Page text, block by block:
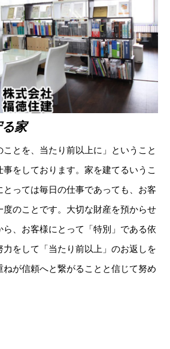
家
とを、当たり前以上に」ということ
をしております。家を建てるいうこ
とっては毎日の仕事であっても、お客
のことです。大切な財産を預からせ
、お客様にとって「特別」である依
をして「当たり前以上」のお返しを
が信頼へと繋がることと信じて努め